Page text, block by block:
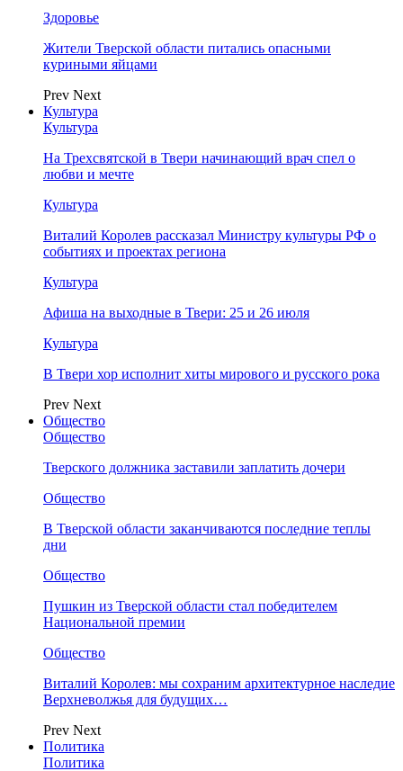
Здоровье
Жители Тверской области питались опасными
куриными яйцами
Prev Next
Культура
Культура
На Трехсвятской в Твери начинающий врач спел о
любви и мечте
Культура
Виталий Королев рассказал Министру культуры РФ о
событиях и проектах региона
Культура
Афиша на выходные в Твери: 25 и 26 июля
Культура
В Твери хор исполнит хиты мирового и русского рока
Prev Next
Общество
Общество
Тверского должника заставили заплатить дочери
Общество
В Тверской области заканчиваются последние теплы
дни
Общество
Пушкин из Тверской области стал победителем
Национальной премии
Общество
Виталий Королев: мы сохраним архитектурное наследие
Верхневолжья для будущих…
Prev Next
Политика
Политика